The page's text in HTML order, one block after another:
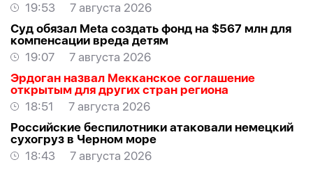
19:53
7 августа 2026
Суд обязал Meta создать фонд на $567 млн для
компенсации вреда детям
19:07
7 августа 2026
Эрдоган назвал Мекканское соглашение
открытым для других стран региона
18:51
7 августа 2026
Российские беспилотники атаковали немецкий
сухогруз в Черном море
18:43
7 августа 2026